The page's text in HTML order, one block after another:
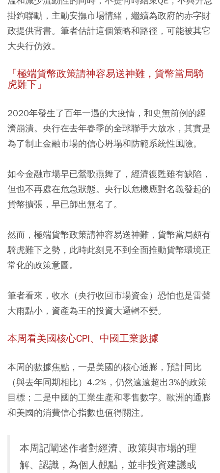
掛鉤聯動，主動安撫市場情緒，繼續為政府的赤字財
政提供背書。筆者估計這個策略和路徑，可能被其它
大央行仿效。
「極端貨幣政策請神容易送神難，貨幣當局騎
虎難下」
2020年發生了百年一遇的大疫情，和史無前例的經
濟崩潰。央行在去年春季的全球聯手大放水，其實是
為了制止金融市場的信心坍塌和防範系統性風險。
如今金融市場早已鶯歌燕舞了，經濟復甦雖有缺陷，
但也不再處在危急狀態。央行以危機應對名義發起的
貨幣擴張，早已師出無名了。
然而，極端貨幣政策請神容易送神難，貨幣當局頗有
騎虎難下之勢，此時此刻見不到全面推動貨幣環境正
常化的政策意圖。
筆者看來， 收水（央行收回市場資金）恐怕也是雷聲
大雨點小，資產為王的投資大邏輯不變。
本周看美國核心CPI、中國工業數據
本周的數據焦點，一是美國的核心通膨，預計同比
（與去年同期相比）4.2%，仍然遠遠超出3%的政策
目標；二是中國的工業生產和零售數字。歐洲的通膨
和美國的消費信心指數也值得關注。
本周記闡述作者對經濟、政策與市場的理
解、認識，為個人觀點，並非投資建議或